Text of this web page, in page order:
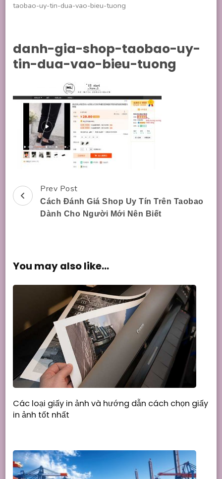
taobao-uy-tin-dua-vao-bieu-tuong
danh-gia-shop-taobao-uy-
tin-dua-vao-bieu-tuong
Post
Navigation
Prev Post
Cách Đánh Giá Shop Uy Tín Trên Taobao
Dành Cho Người Mới Nên Biết
You may also like...
Các loại giấy in ảnh và hướng dẫn cách chọn giấy
in ảnh tốt nhất